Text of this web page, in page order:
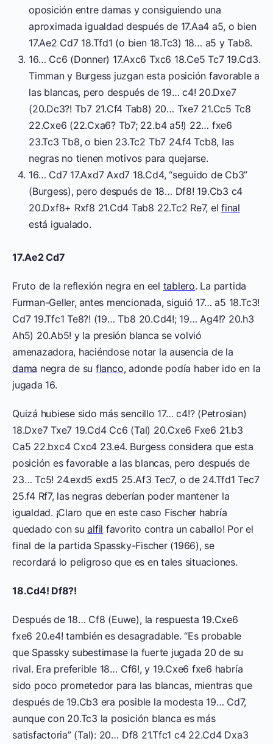
oposición entre damas y consiguiendo una
aproximada igualdad después de 17.Aa4 a5, o bien
17.Ae2 Cd7 18.Tfd1 (o bien 18.Tc3) 18… a5 y Tab8.
16… Cc6 (Donner) 17.Axc6 Txc6 18.Ce5 Tc7 19.Cd3.
Timman y Burgess juzgan esta posición favorable a
las blancas, pero después de 19… c4! 20.Dxe7
(20.Dc3?! Tb7 21.Cf4 Tab8) 20… Txe7 21.Cc5 Tc8
22.Cxe6 (22.Cxa6? Tb7; 22.b4 a5!) 22… fxe6
23.Tc3 Tb8, o bien 23.Tc2 Tb7 24.f4 Tcb8, las
negras no tienen motivos para quejarse.
16… Cd7 17.Axd7 Axd7 18.Cd4, “seguido de Cb3”
(Burgess), pero después de 18… Df8! 19.Cb3 c4
20.Dxf8+ Rxf8 21.Cd4 Tab8 22.Tc2 Re7, elfinal
está igualado.
17.Ae2 Cd7
Fruto de la reflexión negra en eel tablero. La partida
Furman-Geller, antes mencionada, siguió 17… a5 18.Tc3!
Cd7 19.Tfc1 Te8?! (19… Tb8 20.Cd4!; 19… Ag4!? 20.h3
Ah5) 20.Ab5! y la presión blanca se volvió
amenazadora, haciéndose notar la ausencia de la
dama negra de su flanco, adonde podía haber ido en la
jugada 16.
Quizá hubiese sido más sencillo 17… c4!? (Petrosian)
18.Dxe7 Txe7 19.Cd4 Cc6 (Tal) 20.Cxe6 Fxe6 21.b3
Ca5 22.bxc4 Cxc4 23.e4. Burgess considera que esta
posición es favorable a las blancas, pero después de
23… Tc5! 24.exd5 exd5 25.Af3 Tec7, o de 24.Tfd1 Tec7
25.f4 Rf7, las negras deberían poder mantener la
igualdad. ¡Claro que en este caso Fischer habría
quedado con sualfil favorito contra un caballo! Por el
final de la partida Spassky-Fischer (1966), se
recordará lo peligroso que es en tales situaciones.
18.Cd4! Df8?!
Después de 18… Cf8 (Euwe), la respuesta 19.Cxe6
fxe6 20.e4! también es desagradable. “Es probable
que Spassky subestimase la fuerte jugada 20 de su
rival. Era preferible 18… Cf6!, y 19.Cxe6 fxe6 habría
sido poco prometedor para las blancas, mientras que
después de 19.Cb3 era posible la modesta 19… Cd7,
aunque con 20.Tc3 la posición blanca es más
satisfactoria” (Tal): 20… Df8 21.Tfc1 c4 22.Cd4 Dxa3